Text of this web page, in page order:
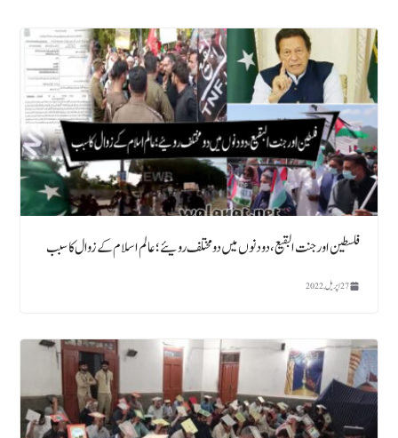
فلسطین اور جنت البقیع، دو دنوں میں دو مختلف رویئے ؛ عالم اسلام کے زوال کا سبب
27 اپریل, 2022